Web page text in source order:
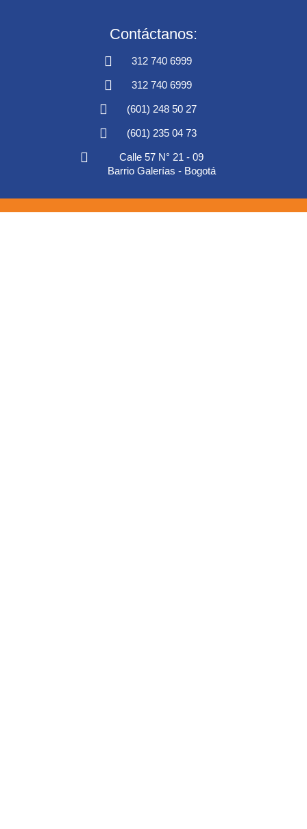
Contáctanos:
312 740 6999
312 740 6999
(601) 248 50 27
(601) 235 04 73
Calle 57 N° 21 - 09
Barrio Galerías - Bogotá